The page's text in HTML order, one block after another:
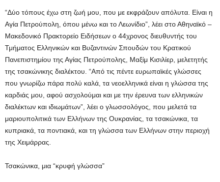
“Δύο τόπους έχω στη ζωή μου, που με εκφράζουν απόλυτα. Είναι η
Αγία Πετρούπολη, όπου μένω και το Λεωνίδιο”, λέει στο Αθηναϊκό –
Μακεδονικό Πρακτορείο Ειδήσεων ο 44χρονος διευθυντής του
Τμήματος Ελληνικών και Βυζαντινών Σπουδών του Κρατικού
Πανεπιστημίου της Αγίας Πετρούπολης, Μαξίμ Κισιλίερ, μελετητής
της τσακώνικης διαλέκτου. “Από τις πέντε ευρωπαϊκές γλώσσες
που γνωρίζω πάρα πολύ καλά, τα νεοελληνικά είναι η γλώσσα της
καρδιάς μου, αφού ασχολούμαι και με την έρευνα των ελληνικών
διαλέκτων και ιδιωμάτων”, λέει ο γλωσσολόγος, που μελετά τα
μαριουπολιτικά των Ελλήνων της Ουκρανίας, τα τσακώνικα, τα
κυπριακά, τα ποντιακά, και τη γλώσσα των Ελλήνων στην περιοχή
της Χειμάρρας.
Τσακώνικα, μια “κρυφή γλώσσα”